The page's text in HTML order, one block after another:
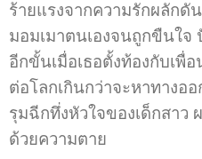
ร้ายแรงจากความรักผลักดั
มอมเมาตนเองจนถูกขืนใ
อีกขั้นเมื่อเธอตั้งท้องกับเพื่
ต่อโลกเกินกว่าจะหาทางอ
รุมฉีกทึ่งหัวใจของเด็กสาว
ด้วยความตาย